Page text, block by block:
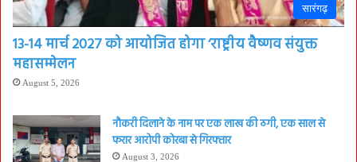
सारंगढ़
13-14 मार्च 2027 को आयोजित होगा ‘राष्ट्रीय वैष्णव संयुक्त
महासम्मेलन
August 5, 2026
नौकरी दिलाने के नाम पर एक लाख की ठगी, एक साल से
फरार आरोपी कोरबा से गिरफ्तार
August 3, 2026